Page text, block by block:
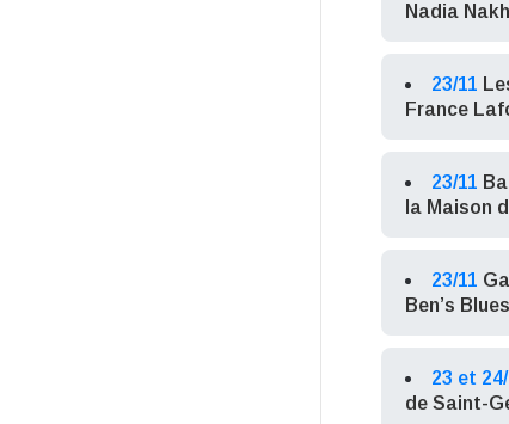
Nadia
23/11
France
23/11
la Maison
23/11
Ben’s
23 et
de Saint-